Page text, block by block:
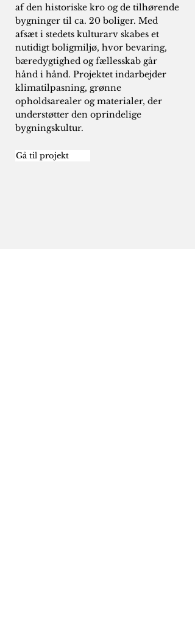
af den historiske kro og de tilhørende
bygninger til ca. 20 boliger. Med
afsæt i stedets kulturarv skabes et
nutidigt boligmiljø, hvor bevaring,
bæredygtighed og fællesskab går
hånd i hånd. Projektet indarbejder
klimatilpasning, grønne
opholdsarealer og materialer, der
understøtter den oprindelige
bygningskultur.
Gå til projekt